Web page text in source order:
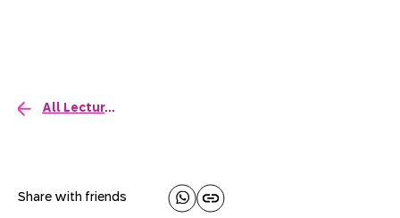
All Lectures
Share with friends